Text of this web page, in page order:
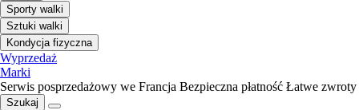
Sporty walki
Sztuki walki
Kondycja fizyczna
Wyprzedaż
Marki
Serwis posprzedażowy we Francja Bezpieczna płatność Łatwe zwroty
Szukaj